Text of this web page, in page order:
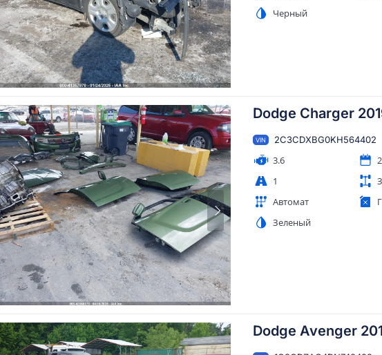
Черный
Dodge Charger
VIN 2C3CDXBG0KH564402
3.6
1
Автомат
Зеленый
Dodge Avenger